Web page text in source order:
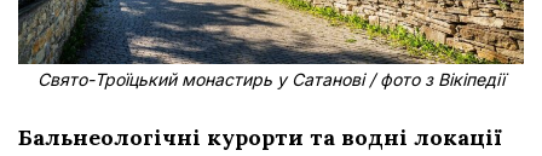
Свято-Троїцький монастирь у Сатанові / фото з Вікіпедії
Бальнеологічні курорти та водні локації